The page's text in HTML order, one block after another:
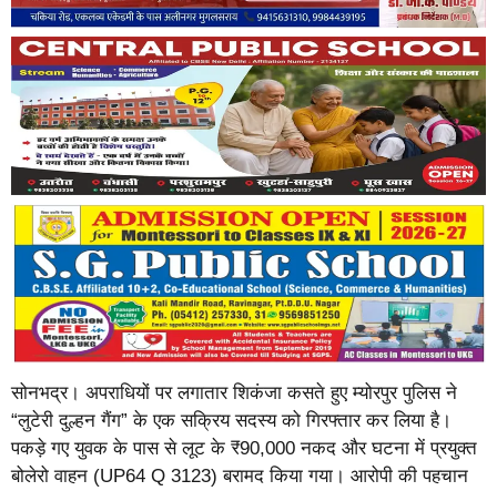
सोनभद्र। अपराधियों पर लगातार शिकंजा कसते हुए म्योरपुर पुलिस ने
“लुटेरी दुल्हन गैंग” के एक सक्रिय सदस्य को गिरफ्तार कर लिया है।
पकड़े गए युवक के पास से लूट के ₹90,000 नकद और घटना में प्रयुक्त
बोलेरो वाहन (UP64 Q 3123) बरामद किया गया। आरोपी की पहचान